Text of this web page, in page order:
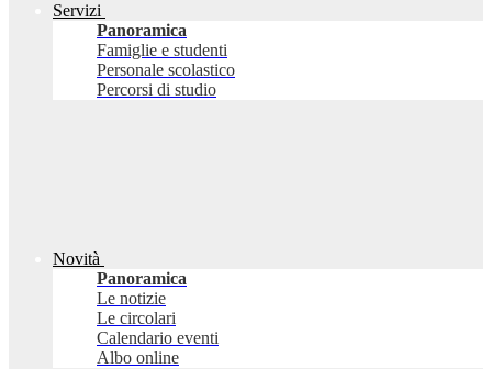
Servizi
Panoramica
Famiglie e studenti
Personale scolastico
Percorsi di studio
Novità
Panoramica
Le notizie
Le circolari
Calendario eventi
Albo online